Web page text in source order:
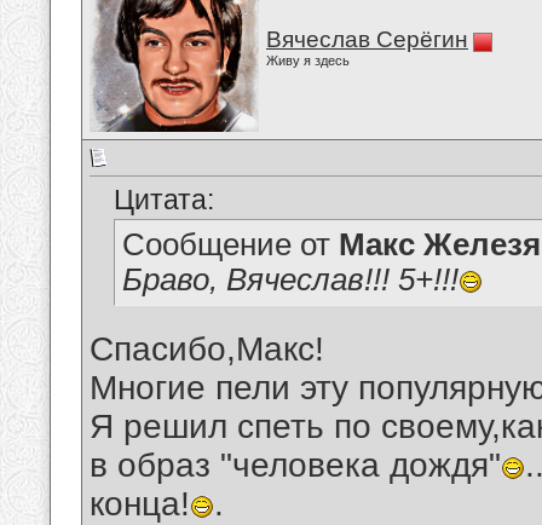
Вячеслав Серёгин
Живу я здесь
Цитата:
Сообщение от Макс
Браво, Вячеслав!!! 5+!!!
Спасибо,Макс!
Многие пели эту
Я решил спеть по
в образ "человека дождя"
конца!
.